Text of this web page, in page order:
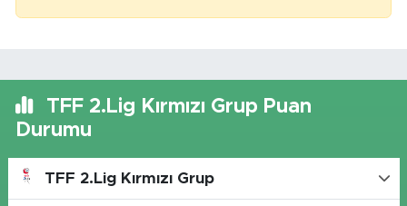
TFF 2.Lig Kırmızı Grup Puan
Durumu
TFF 2.Lig Kırmızı Grup